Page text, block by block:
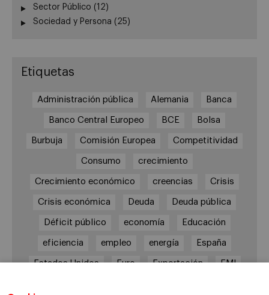
Sector Público (12)
Sociedad y Persona (25)
Etiquetas
Administración pública Alemania Banca
Banco Central Europeo BCE Bolsa
Burbuja Comisión Europea Competitividad
Consumo crecimiento
Crecimiento económico creencias Crisis
Crisis económica Deuda Deuda pública
Déficit público economía Educación
eficiencia empleo energía España
Estados Unidos Euro Exportación FMI